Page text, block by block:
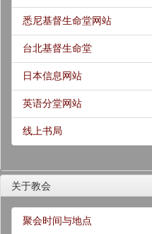
悉尼基督生命堂网站
台北基督生命堂
日本信息网站
英语分堂网站
线上书局
关于教会
聚会时间与地点